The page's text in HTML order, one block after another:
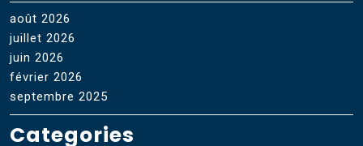
août 2026
juillet 2026
juin 2026
février 2026
septembre 2025
Categories